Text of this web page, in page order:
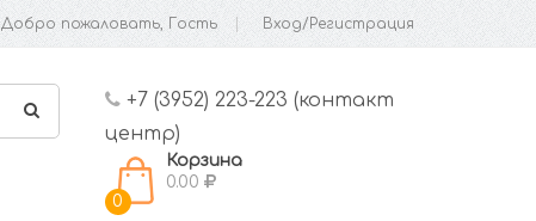
Добро пожаловать, Гость Вход/Регистрация
+7 (3952) 223-223 (контакт
центр)
0
Корзина
0.00